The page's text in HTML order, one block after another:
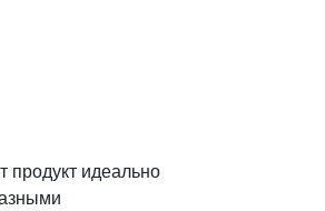
продукт идеально